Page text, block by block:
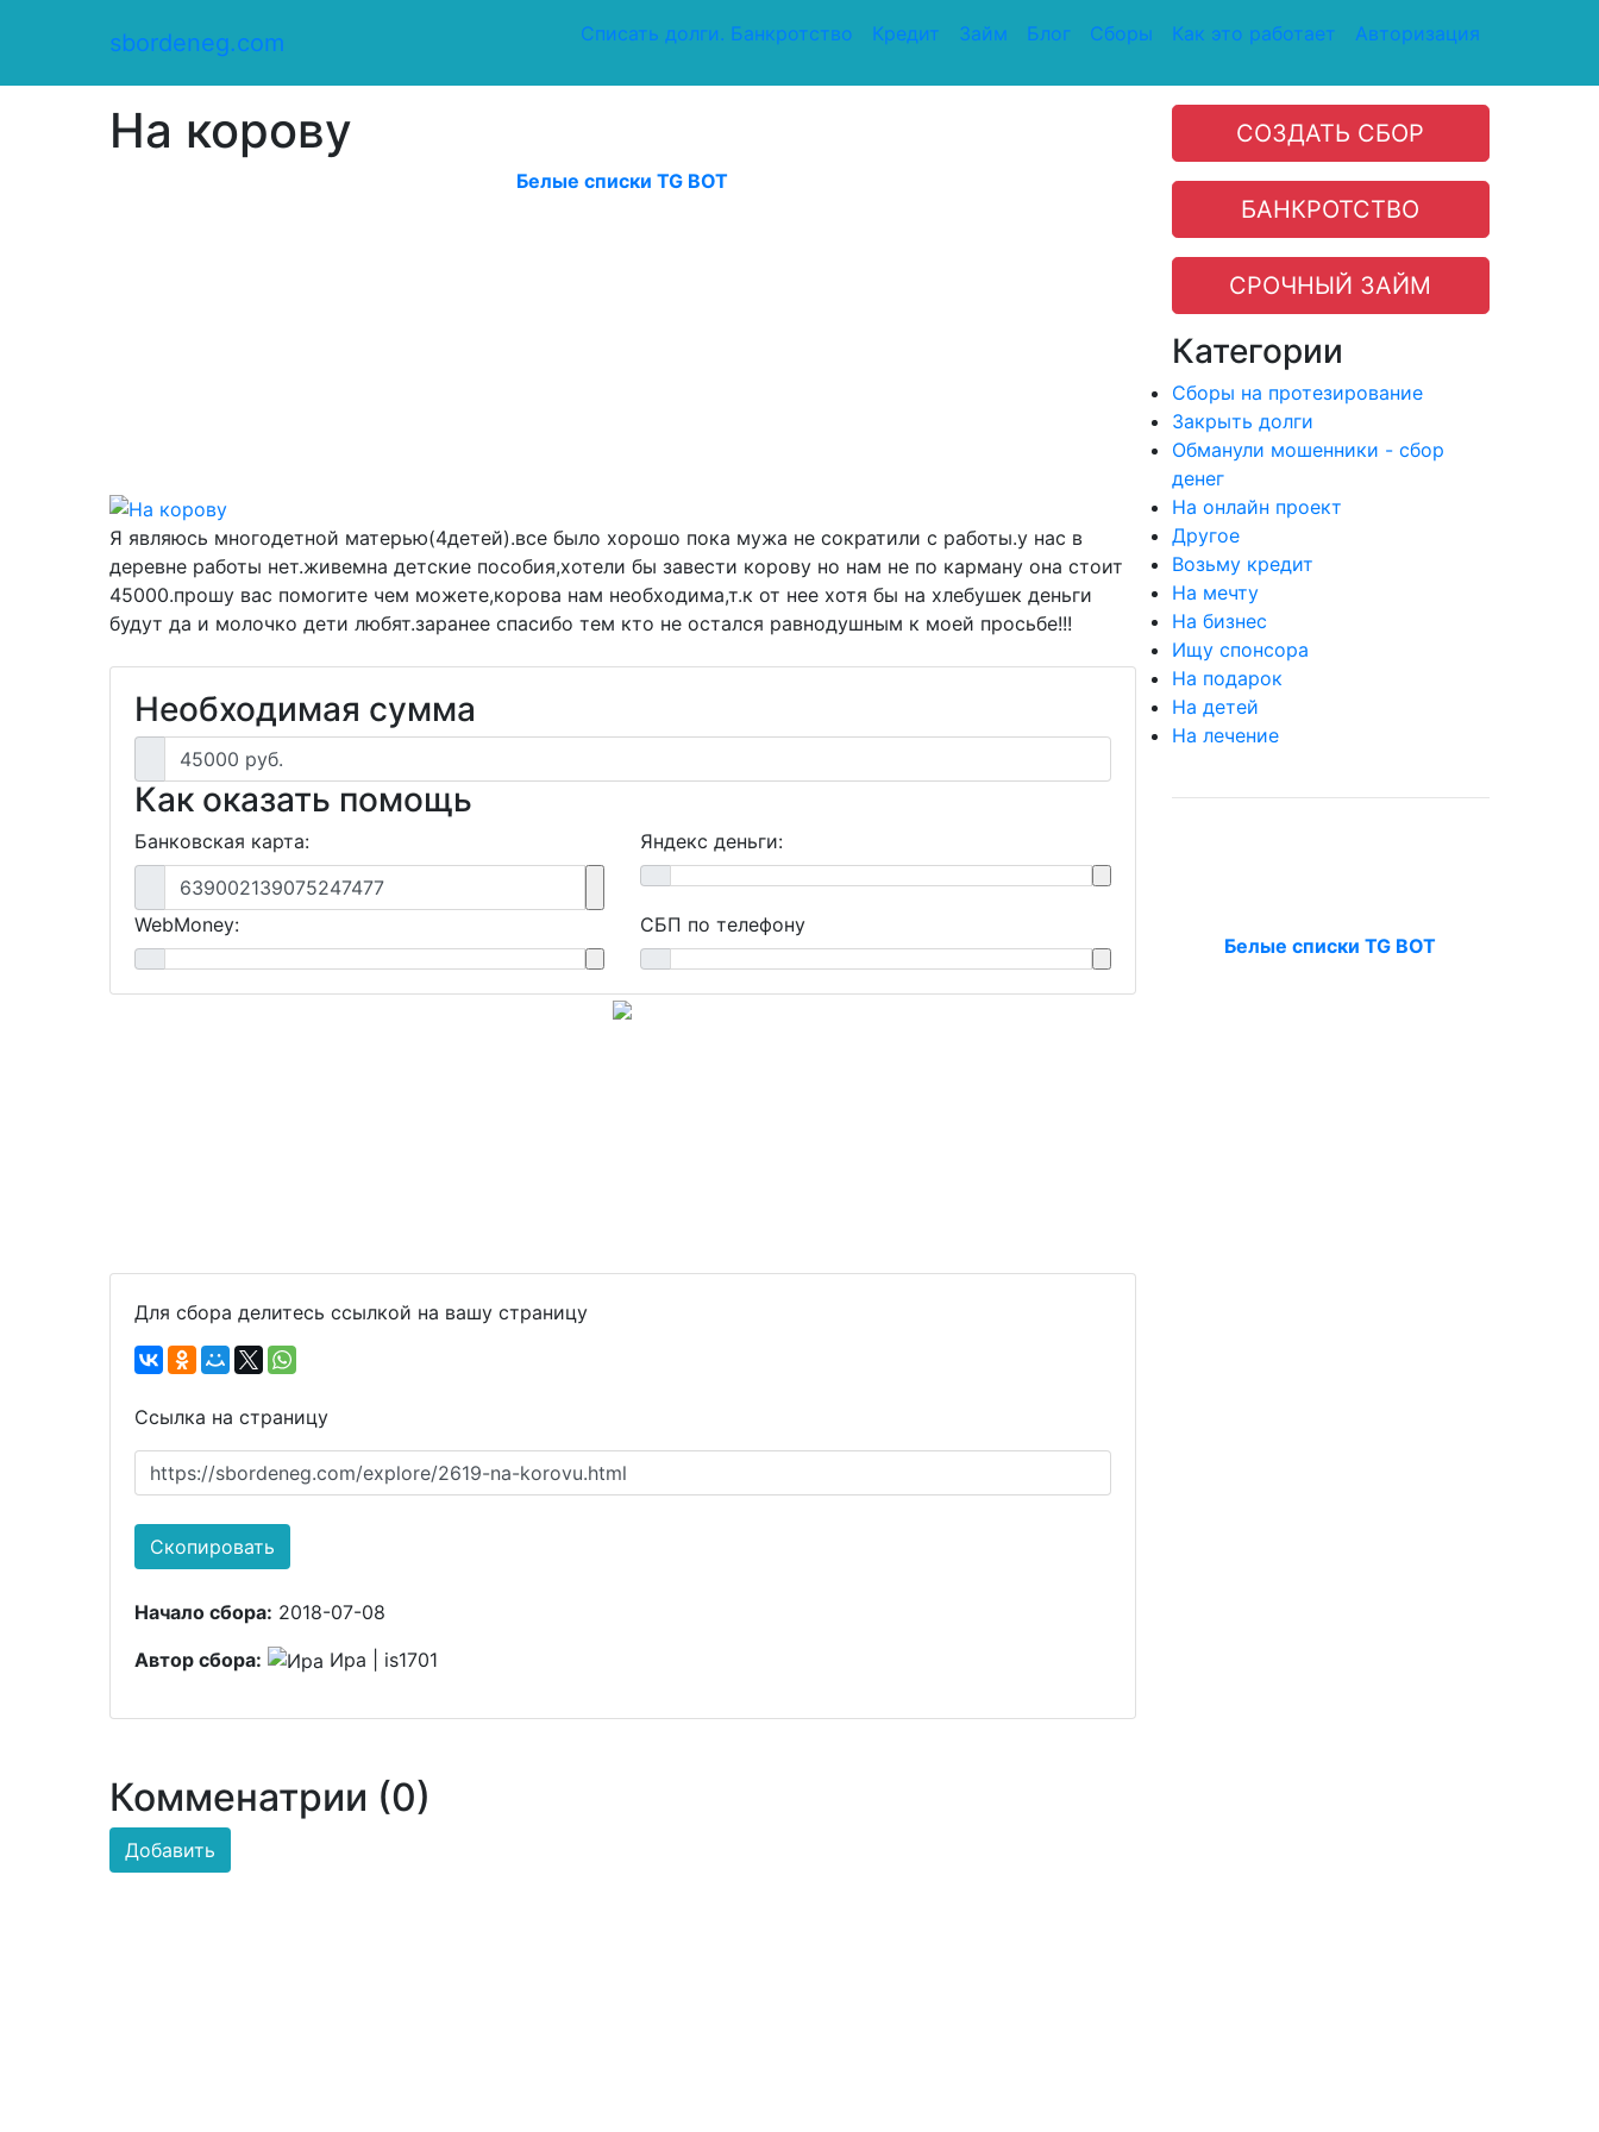
sbordeneg.com Списать долги. Банкротство Кредит Займ Блог Сборы Как это работает Авторизация
Оказать помощь
На корову
Белые списки TG BOT
Я являюсь многодетной матерью(4детей).все было хорошо пока мужа не сократили с работы.у нас в
деревне работы нет.живемна детские пособия,хотели бы завести корову но нам не по карману она стоит
45000.прошу вас помогите чем можете,корова нам необходима,т.к от нее хотя бы на хлебушек деньги
будут да и молочко дети любят.заранее спасибо тем кто не остался равнодушным к моей просьбе!!!
Необходимая сумма
45000 руб.
Как оказать помощь
Банковская карта:
639002139075247477
Яндекс деньги:
WebMoney: СБП по телефону
Для сбора делитесь ссылкой на вашу страницу
Ссылка на страницу
https://sbordeneg.com/explore/2619-na-korovu.html
Скопировать
Начало сбора: 2018-07-08
Автор сбора:
Ира | is1701
Комменатрии (0)
Добавить
СОЗДАТЬ СБОР
БАНКРОТСТВО
СРОЧНЫЙ ЗАЙМ
Категории
Сборы на протезирование
Закрыть долги
Обманули мошенники - сбор
денег
На онлайн проект
Другое
Возьму кредит
На мечту
На бизнес
Ищу спонсора
На подарок
На детей
На лечение
Белые списки TG BOT